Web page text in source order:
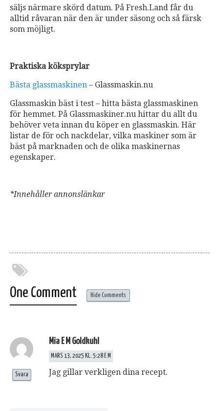
säljs närmare skörd datum. På Fresh.Land får du
alltid råvaran när den är under säsong och så färsk
som möjligt.
Praktiska köksprylar
Bästa glassmaskinen – Glassmaskin.nu
Glassmaskin bäst i test – hitta bästa glassmaskinen
för hemmet. På Glassmaskiner.nu hittar du allt du
behöver veta innan du köper en glassmaskin. Här
listar de för och nackdelar, vilka maskiner som är
bäst på marknaden och de olika maskinernas
egenskaper.
*Innehåller annonslänkar
One Comment Hide Comments
Mia E M Goldkuhl
MARS 13, 2025 KL. 5:28 E M
Jag gillar verkligen dina recept.
Svara